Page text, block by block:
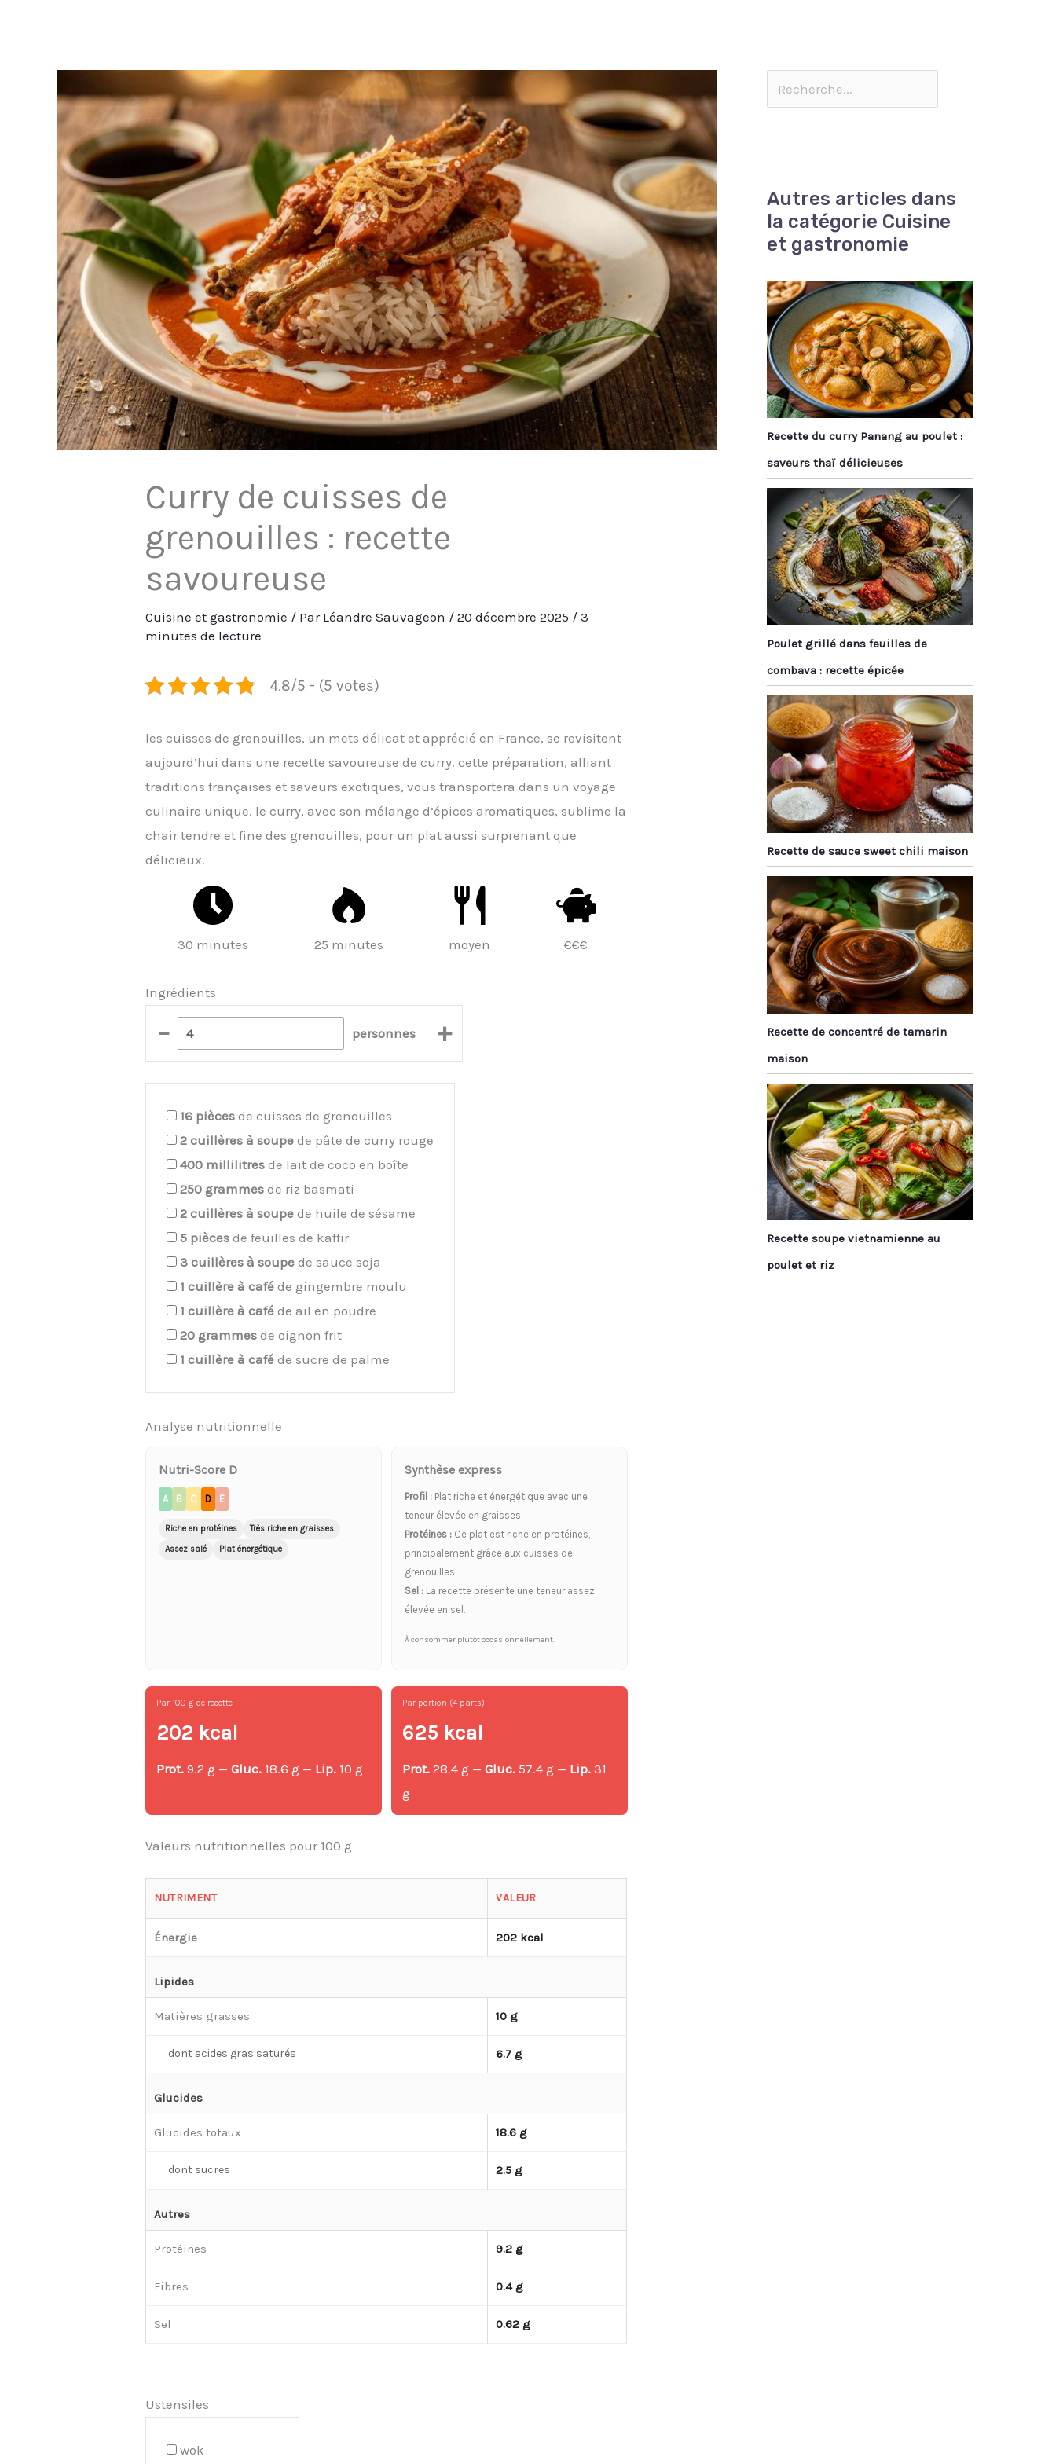
Curry de cuisses de
grenouilles : recette
savoureuse
Cuisine et gastronomie / Par Léandre Sauvageon /20 décembre 2025 /3
minutes de lecture
4.8/5 - (5 votes)
les cuisses de grenouilles, un mets délicat et apprécié en France, se revisitent
aujourd’hui dans une recette savoureuse de curry. cette préparation, alliant
traditions françaises et saveurs exotiques, vous transportera dans un voyage
culinaire unique. le curry, avec son mélange d’épices aromatiques, sublime la
chair tendre et fine des grenouilles, pour un plat aussi surprenant que
délicieux.
30 minutes 25 minutes moyen €€€
Ingrédients
– personnes +
16 pièces de cuisses de grenouilles
2 cuillères à soupe de pâte de curry rouge
400 millilitres de lait de coco en boîte
250 grammes de riz basmati
2 cuillères à soupe de huile de sésame
5 pièces de feuilles de kaffir
3 cuillères à soupe de sauce soja
1 cuillère à café de gingembre moulu
1 cuillère à café de ail en poudre
20 grammes de oignon frit
1 cuillère à café de sucre de palme
Analyse nutritionnelle
Nutri-Score D
A B C D E
Riche en protéines
Très riche en graisses
Assez salé
Plat énergétique
Synthèse express
Profil : Plat riche et énergétique avec une
teneur élevée en graisses.
Protéines : Ce plat est riche en protéines,
principalement grâce aux cuisses de
grenouilles.
Sel : La recette présente une teneur assez
élevée en sel.
À consommer plutôt occasionnellement.
Par 100 g de recette
202 kcal
Prot. 9.2 g —Gluc. 18.6 g — Lip. 10 g
Par portion (4 parts)
625 kcal
Prot. 28.4 g —Gluc. 57.4 g — Lip. 31
g
Valeurs nutritionnelles pour 100 g
NUTRIMENT VALEUR
Énergie 202 kcal
Lipides
Matières grasses 10 g
dont acides gras saturés 6.7 g
Glucides
Glucides totaux 18.6 g
dont sucres 2.5 g
Autres
Protéines 9.2 g
Fibres 0.4 g
Sel 0.62 g
Ustensiles
wok
Autres articles dans
la catégorie Cuisine
et gastronomie
Recette du curry Panang au poulet :
saveurs thaï délicieuses
Poulet grillé dans feuilles de
combava : recette épicée
Recette de sauce sweet chili maison
Recette de concentré de tamarin
maison
Recette soupe vietnamienne au
poulet et riz